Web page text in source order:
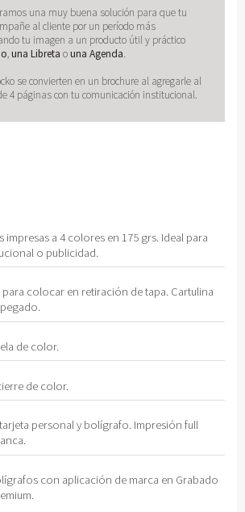
una muy buena solución para que tu
al cliente por un período más
tu imagen a un producto útil y práctico
,una Libreta ouna Agenda.
se convierten en un brochure al agregarle al
4 páginas con tu comunicación institucional.
a 4 colores en 175 grs. Ideal para
o publicidad.
colocar en retiración de tapa. Cartulina
de color.
de color.
personal y bolígrafo. Impresión full
con aplicación de marca en Grabado